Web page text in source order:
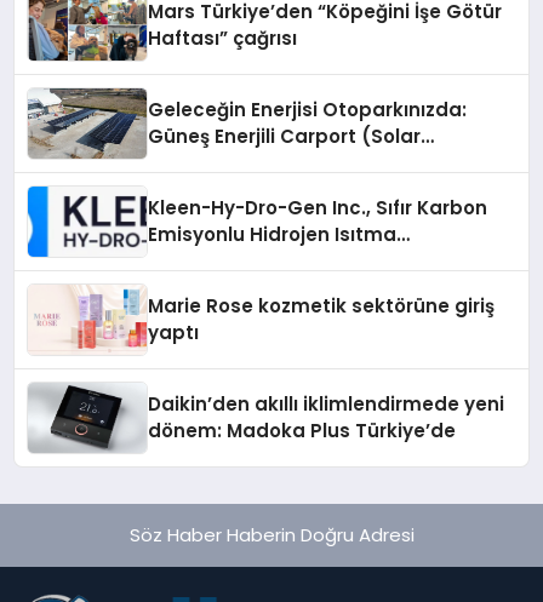
Mars Türkiye’den “Köpeğini İşe Götür
Haftası” çağrısı
Geleceğin Enerjisi Otoparkınızda:
Güneş Enerjili Carport (Solar
Kleen-Hy-Dro-Gen Inc., Sıfır Karbon
Emisyonlu Hidrojen Isıtma
Marie Rose kozmetik sektörüne giriş
yaptı
Daikin’den akıllı iklimlendirmede yeni
dönem: Madoka Plus Türkiye’de
Söz Haber Haberin Doğru Adresi